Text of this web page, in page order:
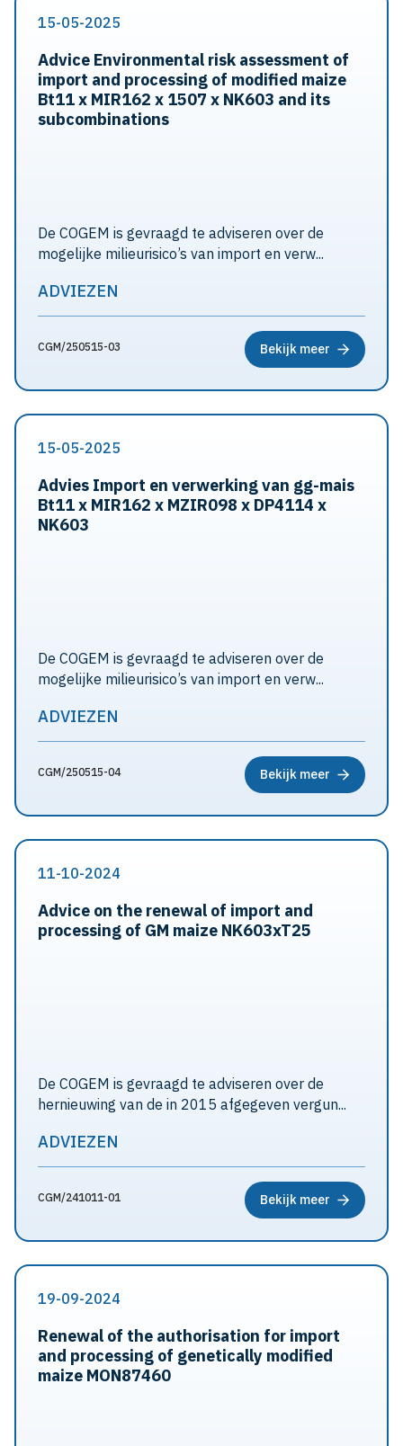
15-05-2025
Advice Environmental risk assessment of
import and processing of modified maize
Bt11 x MIR162 x 1507 x NK603 and its
subcombinations
De COGEM is gevraagd te adviseren over de
mogelijke milieurisico’s van import en verw...
ADVIEZEN
CGM/250515-03 Bekijk meer
15-05-2025
Advies Import en verwerking van gg-mais
Bt11 x MIR162 x MZIR098 x DP4114 x
NK603
De COGEM is gevraagd te adviseren over de
mogelijke milieurisico’s van import en verw...
ADVIEZEN
CGM/250515-04 Bekijk meer
11-10-2024
Advice on the renewal of import and
processing of GM maize NK603xT25
De COGEM is gevraagd te adviseren over de
hernieuwing van de in 2015 afgegeven vergun...
ADVIEZEN
CGM/241011-01 Bekijk meer
19-09-2024
Renewal of the authorisation for import
and processing of genetically modified
maize MON87460